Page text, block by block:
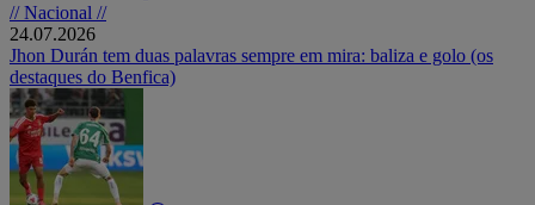
// Nacional //
24.07.2026
Jhon Durán tem duas palavras sempre em mira: baliza e golo (os
destaques do Benfica)